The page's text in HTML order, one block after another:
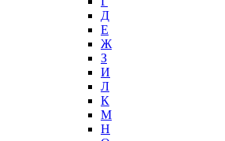
Д
Е
Ж
З
И
Л
К
М
Н